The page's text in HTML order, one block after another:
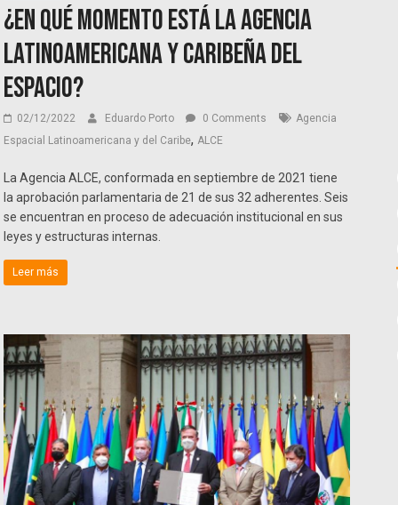
¿En qué momento está la Agencia
Latinoamericana y caribeña del
Espacio?
02/12/2022 Eduardo Porto 0 Comments
Agencia
Espacial Latinoamericana y del Caribe, ALCE
La Agencia ALCE, conformada en septiembre de 2021 tiene
la aprobación parlamentaria de 21 de sus 32 adherentes. Seis
se encuentran en proceso de adecuación institucional en sus
leyes y estructuras internas.
Leer más